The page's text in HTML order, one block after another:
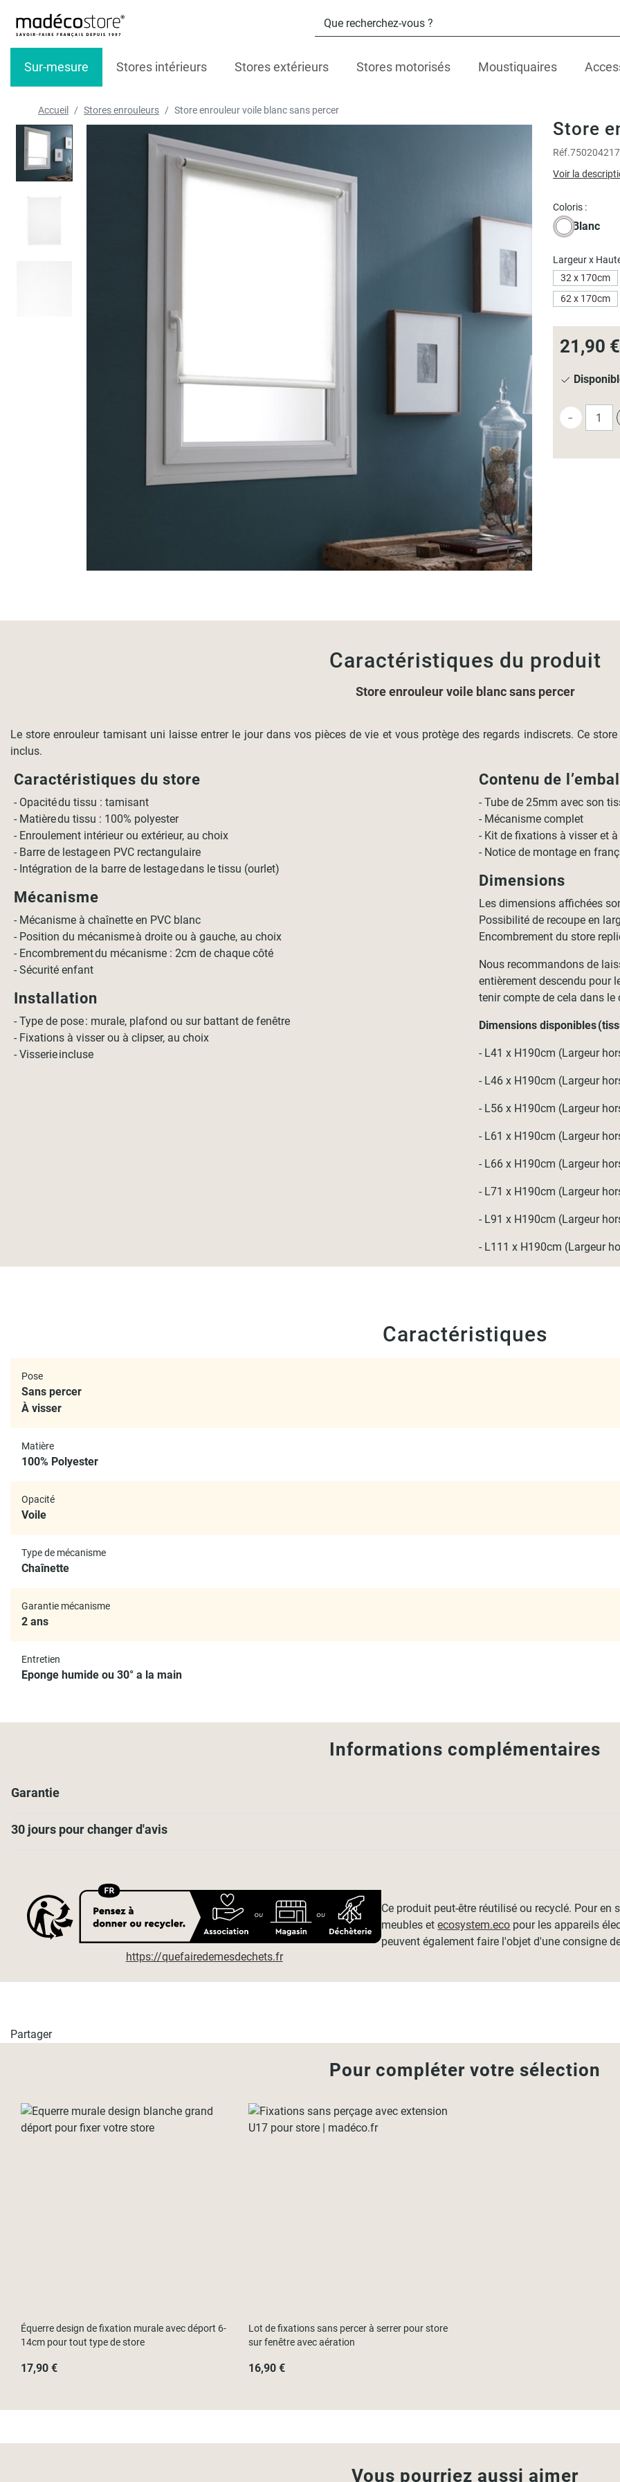
Sur-mesure Stores intérieurs Stores extérieurs Stores motorisés Moustiquaires
Accueil Stores enrouleurs Store enrouleur voile blanc sans percer
Store
Réf.
Voir la
Coloris :
Blanc
Largeur x
32 x 170cm
62 x 170cm
21,90 €
-
Caractéristiques du produit
Store enrouleur voile blanc sans percer
Le store enrouleur tamisant uni laisse entrer le jour dans vos pièces de vie et vous protège des regards indiscrets. Ce
inclus.
Caractéristiques du store
- Opacité du tissu : tamisant
- Matière du tissu : 100% polyester
- Enroulement intérieur ou extérieur, au choix
- Barre de lestage en PVC rectangulaire
- Intégration de la barre de lestage dans le tissu (ourlet)
Mécanisme
- Mécanisme à chaînette en PVC blanc
- Position du mécanisme à droite ou à gauche, au choix
- Encombrement du mécanisme : 2cm de chaque côté
- Sécurité enfant
Installation
- Type de pose : murale, plafond ou sur battant de fenêtre
- Fixations à visser ou à clipser, au choix
- Visserie incluse
Contenu de
- Tube de 25mm avec son
- Mécanisme complet
- Kit de fixations à visser et
- Notice de montage en
Dimensions
Les dimensions affichées
Possibilité de recoupe en
Encombrement du store
Nous recommandons de
entièrement descendu pour
tenir compte de cela dans le
Dimensions disponibles
- L41 x H190cm (Largeur
- L46 x H190cm (Largeur
- L56 x H190cm (Largeur
- L61 x H190cm (Largeur
- L66 x H190cm (Largeur
- L71 x H190cm (Largeur
- L91 x H190cm (Largeur
- L111 x H190cm (Largeur
Caractéristiques
Pose
Sans percer
À visser
Matière
100% Polyester
Opacité
Voile
Type de mécanisme
Chaînette
Garantie mécanisme
2 ans
Entretien
Eponge humide ou 30° a la main
Informations complémentaires
Garantie
30 jours pour changer d'avis
https://quefairedemesdechets.fr
Ce produit peut-être réutilisé ou recyclé. Pour en
meubles etecosystem.eco pour les appareils
peuvent également faire l'objet d'une consigne
Partager
Pour compléter votre sélection
Équerre design de fixation murale avec déport 6-
14cm pour tout type de store
17,90 €
Lot de fixations sans percer à serrer pour store
sur fenêtre avec aération
16,90 €
Vous pourriez aussi aimer